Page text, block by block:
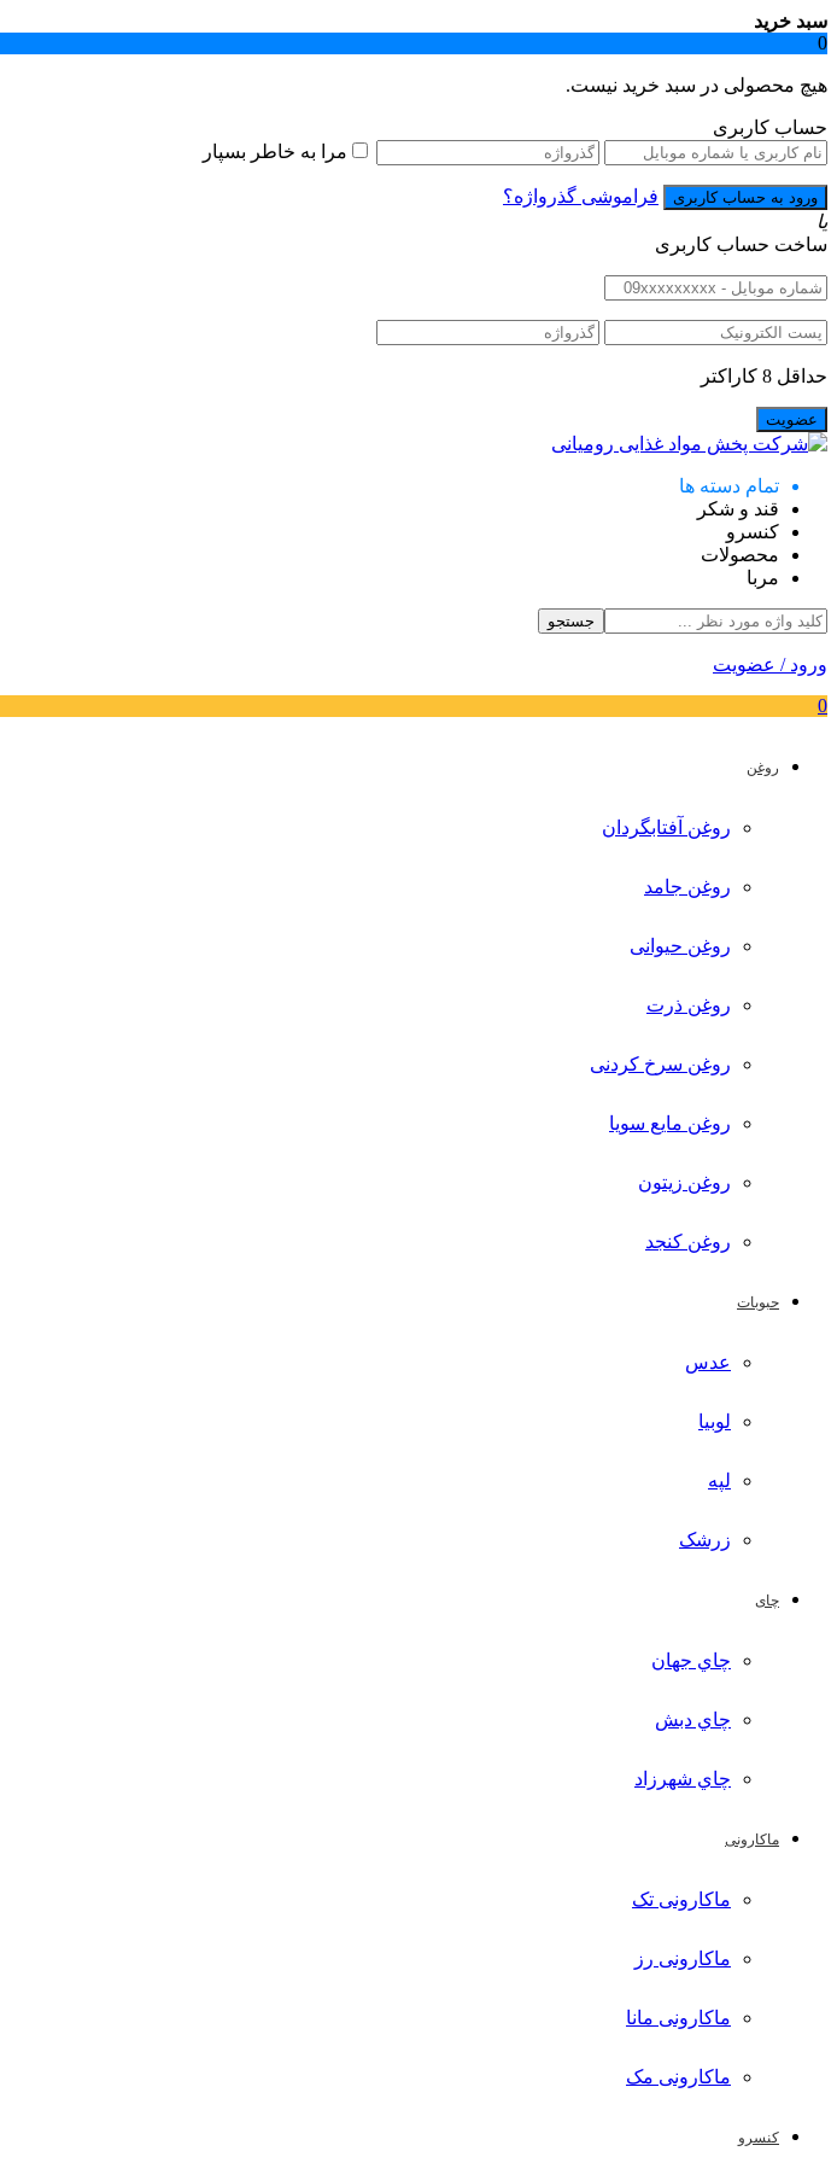
سبد خرید
0
هیچ محصولی در سبد خرید نیست.
حساب کاربری
مرا به خاطر بسپار
فراموشی گذرواژه؟
یا
ساخت حساب کاربری
حداقل 8 کاراکتر
تمام دسته ها
قند و شکر
کنسرو
محصولات
مربا
جستجو
ورود / عضویت
0
روغن
روغن آفتابگردان
روغن جامد
روغن حیوانی
روغن ذرت
روغن سرخ کردنی
روغن مایع سویا
روغن زیتون
روغن کنجد
حبوبات
عدس
لوبیا
لپه
زرشک
چای
چاي جهان
چاي دبش
چاي شهرزاد
ماکارونی
ماکارونی تک
ماکارونی رز
ماکارونی مانا
ماکارونی مک
کنسرو